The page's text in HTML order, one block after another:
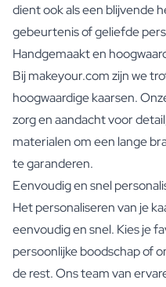
dient ook als een blijvende
gebeurtenis of geliefde
Handgemaakt en
Bij makeyour.com zijn we
hoogwaardige kaarsen.
zorg en aandacht voor
materialen om een lange
te garanderen.
Eenvoudig en snel
Het personaliseren van je
eenvoudig en snel. Kies je
persoonlijke boodschap of
de rest. Ons team van